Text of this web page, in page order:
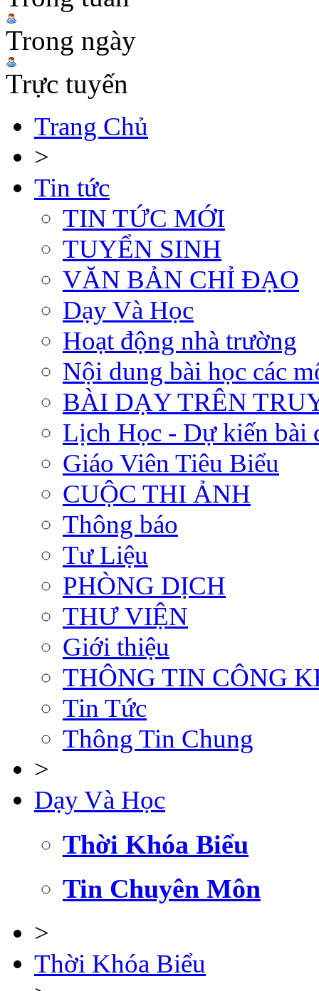
Trong ngày
Trực tuyến
Trang Chủ
>
Tin tức
TIN TỨC MỚI
TUYỂN SINH
VĂN BẢN CHỈ ĐẠO
Dạy Và Học
Hoạt động nhà trường
Nội dung bài học các
BÀI DẠY TRÊN
Lịch Học - Dự kiến bài
Giáo Viên Tiêu Biểu
CUỘC THI ẢNH
Thông báo
Tư Liệu
PHÒNG DỊCH
THƯ VIỆN
Giới thiệu
THÔNG TIN CÔNG
Tin Tức
Thông Tin Chung
>
Dạy Và Học
Thời Khóa Biểu
Tin Chuyên Môn
>
Thời Khóa Biểu